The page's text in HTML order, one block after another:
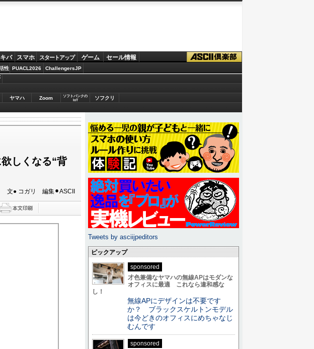
バ スマホ スタートアップ ゲーム セール情報
性 PUACL2026 ChallengersJP
ヤマハ Zoom
ソフトバンクの
IoT
ソフクリ
しくなる“背
文● コガリ 編集⚫︎ASCII
Tweets by asciijpeditors
ピックアップ
sponsored
才色兼備なヤマハの無線APはモダンな
オフィスに最適 これなら違和感な
し！
無線APにデザインは不要です
か？ ブラックスケルトンモデル
は今どきのオフィスにめちゃなじ
むんです
sponsored